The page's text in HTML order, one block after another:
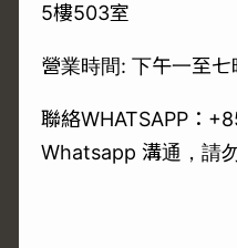
5樓503室
營業時間: 下午一至
聯絡WHATSAPP：
Whatsapp 溝通，請